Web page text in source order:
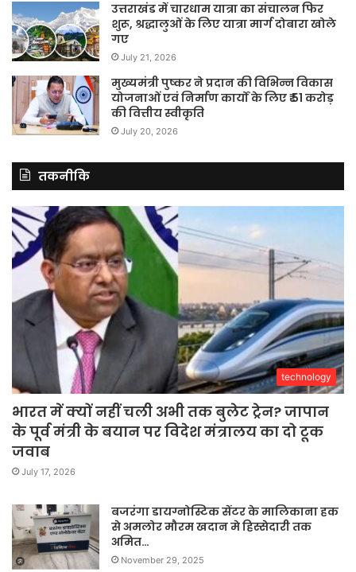
उत्तराखंड में चारधाम यात्रा का संचालन फिर
शुरू, श्रद्धालुओं के लिए यात्रा मार्ग दोबारा खोले
गए
July 21, 2026
मुख्यमंत्री पुष्कर ने प्रदान की विभिन्न विकास
योजनाओं एवं निर्माण कार्यों के लिए ₹ 51 करोड़
की वित्तीय स्वीकृति
July 20, 2026
तकनीकि
technology
भारत में क्यों नहीं चली अभी तक बुलेट ट्रेन? जापान
के पूर्व मंत्री के बयान पर विदेश मंत्रालय का दो टूक
जवाब
July 17, 2026
बजरंगा डायग्नोस्टिक सेंटर के मालिकाना हक
से अमलोर मौरम खदान मे हिस्सेदारी तक
अमित…
November 29, 2025